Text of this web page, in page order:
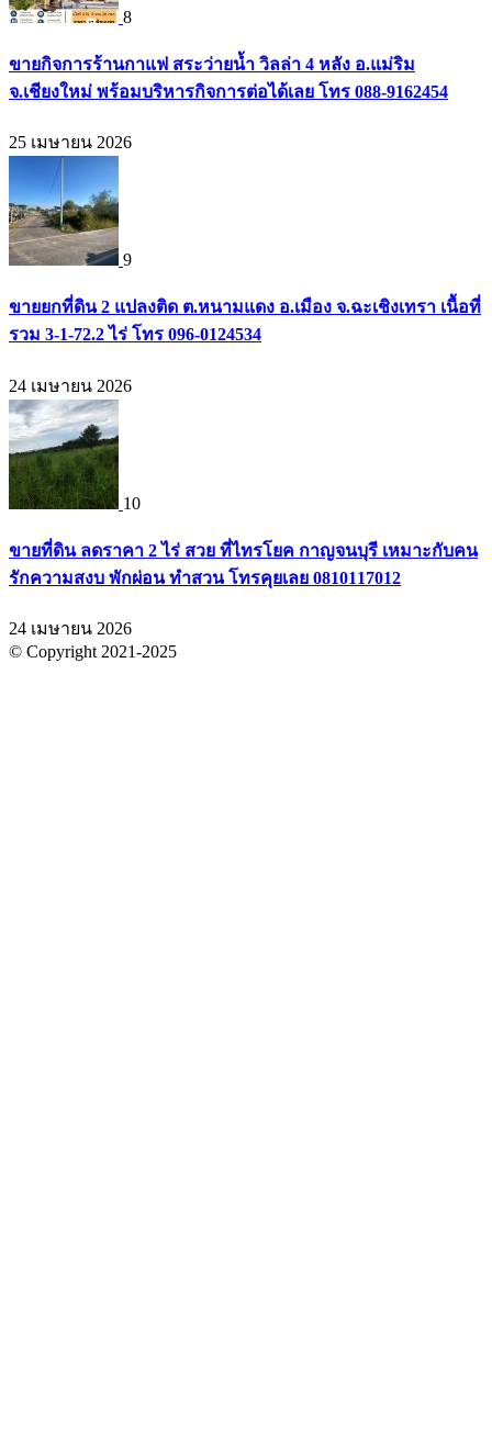
8
ขายกิจการร้านกาแฟ สระว่ายน้ำ วิลล่า 4 หลัง อ.แม่ริม
จ.เชียงใหม่ พร้อมบริหารกิจการต่อได้เลย โทร 088-9162454
25 เมษายน 2026
9
ขายยกที่ดิน 2 แปลงติด ต.หนามแดง อ.เมือง จ.ฉะเชิงเทรา เนื้อที่
รวม 3-1-72.2 ไร่ โทร 096-0124534
24 เมษายน 2026
10
ขายที่ดิน ลดราคา 2 ไร่ สวย ที่ไทรโยค กาญจนบุรี เหมาะกับคน
รักความสงบ พักผ่อน ทำสวน โทรคุยเลย 0810117012
24 เมษายน 2026
© Copyright 2021-2025